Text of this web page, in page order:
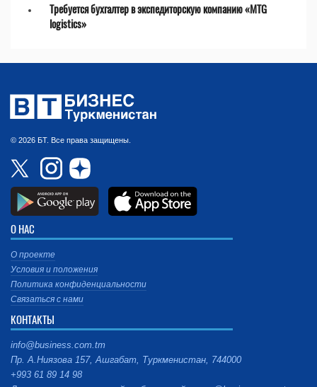
Требуется бухгалтер в экспедиторскую компанию «MTG
logistics»
© 2026 БТ. Все права защищены.
О НАС
О проекте
Условия и положения
Политика конфиденциальности
Связаться с нами
КОНТАКТЫ
info@business.com.tm
Пр. А.Ниязова 157, Ашгабат, Туркменистан, 744000
+993 61 89 14 98